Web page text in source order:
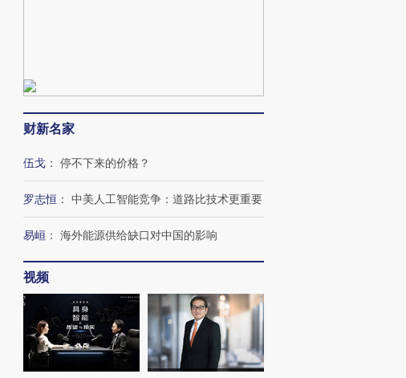
财新名家
伍戈 ： 停不下来的价格？
罗志恒 ： 中美人工智能竞争：道路比技术更重要
易峘 ： 海外能源供给缺口对中国的影响
视频